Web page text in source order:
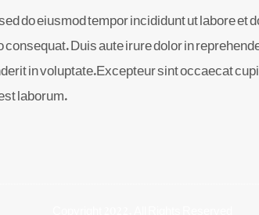
do eiusmod tempor incididunt ut labore et
Duis aute irure dolor in
in voluptate.Excepteur sint occaecat
laborum.